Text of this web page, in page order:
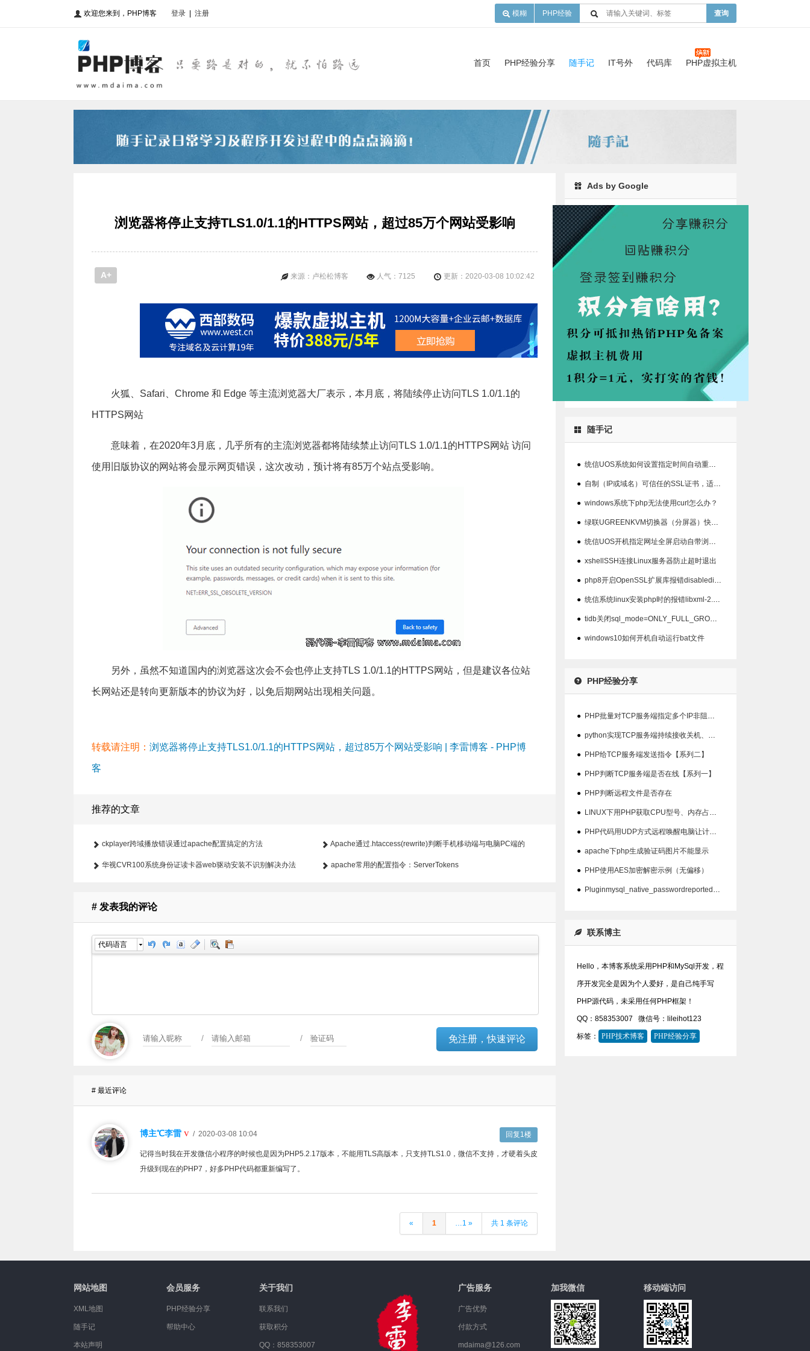
欢迎您来到，PHP博客 登录 注册 模糊 PHP经验 查询
首页 PHP经验分享 随手记 IT号外 代码库 PHP虚拟主机
浏览器将停止支持TLS1.0/1.1的HTTPS网站，超过85万个网站受影响
更新：2020-03-08 10:02:42
人气：7125
来源：卢松松博客
A+
火狐、Safari、Chrome 和 Edge 等主流浏览器大厂表示，本月底，将陆续停止访问TLS 1.0/1.1的
HTTPS网站
意味着，在2020年3月底，几乎所有的主流浏览器都将陆续禁止访问TLS 1.0/1.1的HTTPS网站 访问
使用旧版协议的网站将会显示网页错误，这次改动，预计将有85万个站点受影响。
另外，虽然不知道国内的浏览器这次会不会也停止支持TLS 1.0/1.1的HTTPS网站，但是建议各位站
长网站还是转向更新版本的协议为好，以免后期网站出现相关问题。
转载请注明： 浏览器将停止支持TLS1.0/1.1的HTTPS网站，超过85万个网站受影响 | 李雷博客 - PHP博
客
推荐的文章
ckplayer跨域播放错误通过apache配置搞定的方法 Apache通过.htaccess(rewrite)判断手机移动端与电脑PC端的
互相跳转
华视CVR100系统身份证读卡器web驱动安装不识别解决办法 apache常用的配置指令：ServerTokens
# 发表我的评论
代码语言
/ /
# 最近评论
博主℃李雷 V / 2020-03-08 10:04 回复1楼
记得当时我在开发微信小程序的时候也是因为PHP5.2.17版本，不能用TLS高版本，只支持TLS1.0，微信不支持，才硬着头皮
升级到现在的PHP7，好多PHP代码都重新编写了。
« 1 …1 » 共 1 条评论
Ads by Google
随手记
● 统信UOS系统如何设置指定时间自动重启系统的方法
● 自制（IP或域名）可信任的SSL证书，适用360、chrome等浏览器
● windows系统下php无法使用curl怎么办？
● 绿联UGREENKVM切换器（分屏器）快捷键丢失解决办法
● 统信UOS开机指定网址全屏启动自带浏览器以及屏蔽ALT+F4关闭
● xshellSSH连接Linux服务器防止超时退出
● php8开启OpenSSL扩展库报错disabledinstallext
● 统信系统linux安装php时的报错libxml-2.0>=2.7.6
● tidb关闭sql_mode=ONLY_FULL_GROUP_BY模式
● windows10如何开机自动运行bat文件
PHP经验分享
● PHP批量对TCP服务端指定多个IP非阻塞检查在线状态
● python实现TCP服务端持续接收关机、重启指令并输出结果【系列三】
● PHP给TCP服务端发送指令【系列二】
● PHP判断TCP服务端是否在线【系列一】
● PHP判断远程文件是否存在
● LINUX下用PHP获取CPU型号、内存占用、硬盘占用等信息代码
● PHP代码用UDP方式远程唤醒电脑让计算机开机
● apache下php生成验证码图片不能显示
● PHP使用AES加密解密示例（无偏移）
● Pluginmysql_native_passwordreported:''mysql_native_password'isdeprecate问题
联系博主
Hello，本博客系统采用PHP和MySql开发，程
序开发完全是因为个人爱好，是自己纯手写
PHP源代码，未采用任何PHP框架！
QQ：858353007 微信号：lileihot123
标签： PHP技术博客 PHP经验分享
网站地图
XML地图
随手记
本站声明
会员服务
PHP经验分享
帮助中心
关于我们
联系我们
获取积分
QQ：858353007
广告服务
广告优势
付款方式
mdaima@126.com
加我微信 移动端访问